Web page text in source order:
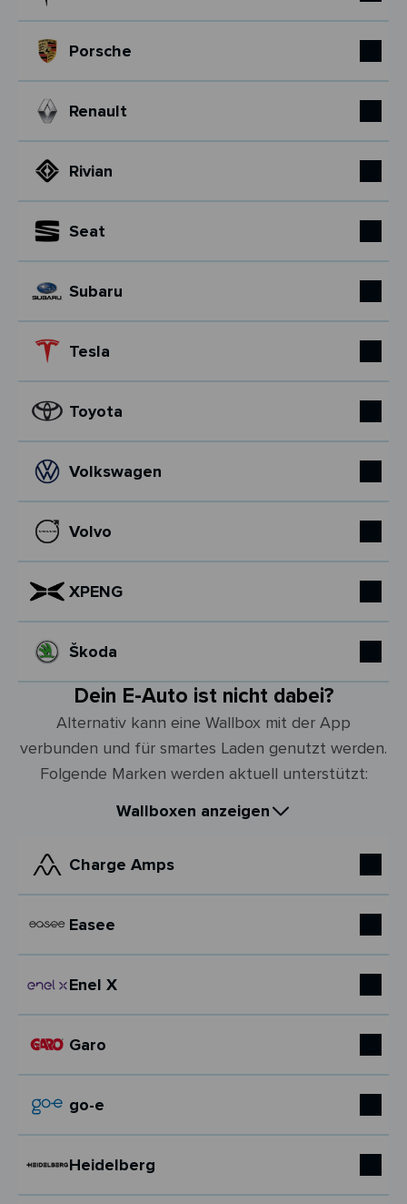
Porsche
Renault
Rivian
Seat
Subaru
Tesla
Toyota
Volkswagen
Volvo
XPENG
Škoda
Dein E-Auto ist nicht dabei?
Alternativ kann eine Wallbox mit der App
verbunden und für smartes Laden genutzt werden.
Folgende Marken werden aktuell unterstützt:
Wallboxen anzeigen
Charge Amps
Easee
Enel X
Garo
go-e
Heidelberg